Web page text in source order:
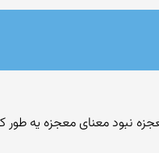
نبود معنای معجزه یه طور